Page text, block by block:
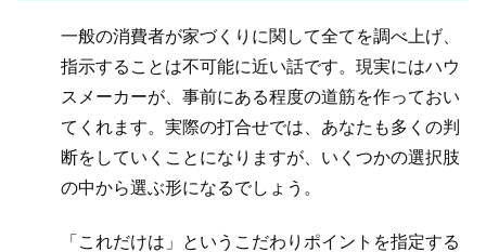
一般の消費者が家づくりに関して全てを調べ上げ、
指示することは不可能に近い話です。現実にはハウ
スメーカーが、事前にある程度の道筋を作っておい
てくれます。実際の打合せでは、あなたも多くの判
断をしていくことになりますが、いくつかの選択肢
の中から選ぶ形になるでしょう。
「これだけは」というこだわりポイントを指定する